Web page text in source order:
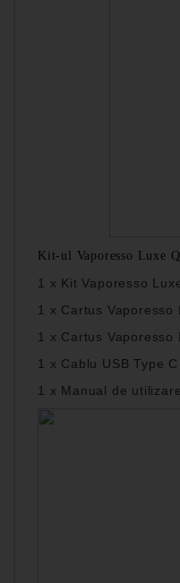
Kit-ul Vaporesso Luxe
1 x Kit Vaporesso
1 x Cartus Vaporesso
1 x Cartus Vaporesso
1 x Cablu USB Type C
1 x Manual de utilizare